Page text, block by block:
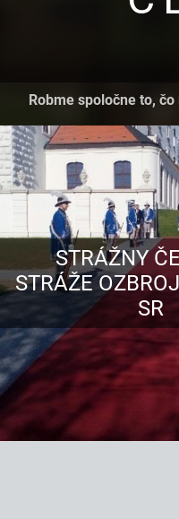
Robme spoločne to,
STRÁŽNY
STRÁŽE
SR